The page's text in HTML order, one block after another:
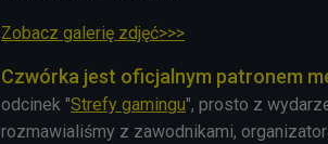
Zobacz galerię zdjęć>>>
Czwórka jest oficjalnym patronem
odcinek "Strefy gamingu", prosto z
rozmawialiśmy z zawodnikami,